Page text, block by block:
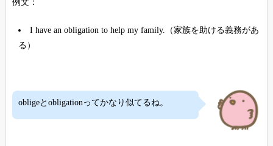
例文：
I have an obligation to help my family.（家族を助ける義務があ
る）
obligeとobligationってかなり似てるね。